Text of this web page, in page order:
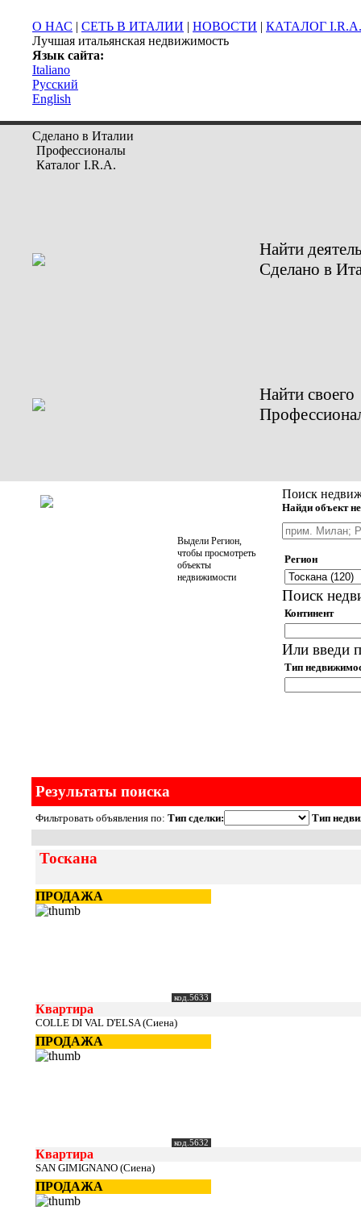
О НАС | СЕТЬ В ИТАЛИИ | НОВОСТИ | КАТАЛОГ I.R.A.
Лучшая итальянская недвижимость
Язык сайта:
Italiano
Русский
English
Сделано в Италии
Профессионалы
Каталог I.R.A.
Найти
Сделано в
Найти своего
Выдели Регион,
чтобы просмотреть
объекты
недвижимости
Поиск
Найди объект
Регион
Поиск
Континент
Или введи
Тип
Результаты поиска
Фильтровать объявления по: Тип сделки: Тип
Тоскана
ПРОДАЖА
код.5633
Квартира
COLLE DI VAL D'ELSA (Сиена)
ПРОДАЖА
код.5632
Квартира
SAN GIMIGNANO (Сиена)
ПРОДАЖА